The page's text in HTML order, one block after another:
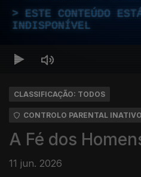
ESTE CONTEÚDO
INDISPONÍVEL
CLASSIFICAÇÃO: TODOS
CONTROLO PARENTAL INATIVO
A Fé dos
11 jun. 2026